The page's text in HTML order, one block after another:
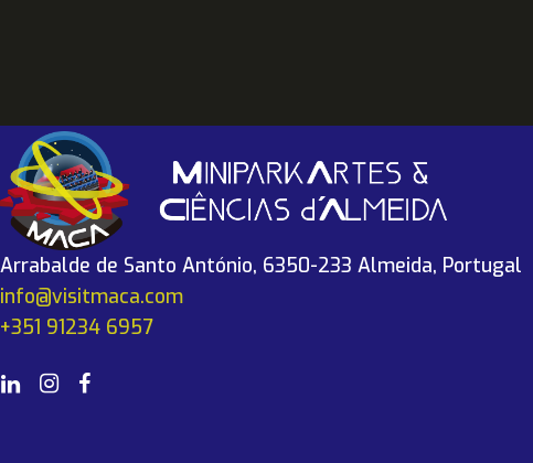
Arrabalde de Santo António, 6350-233 Almeida, Portugal
info@visitmaca.com
+351 91234 6957